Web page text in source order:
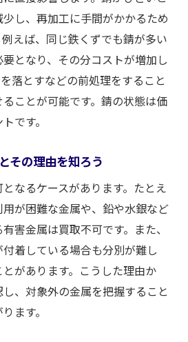
し、再加工に手間がかかるため
えば、同じ鉄くずでも錆が多い
となり、その分コストが増加し
落とすなどの前処理をすること
ことが可能です。錆の状態は価
です。
その理由を知ろう
なるケースがあります。たとえ
が困難な金属や、鉛や水銀など
害金属は買取不可です。また、
着している場合も分別が難し
があります。こうした理由か
、対象外の金属を把握すること
ます。